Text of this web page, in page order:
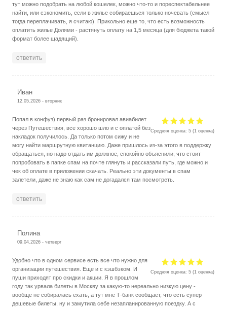
тут можно подобрать на любой кошелек, можно что-то и пореспектабельнее
найти, или сэкономить, если в жилье собираешься только ночевать (смысл
тогда переплачивать, я считаю). Прикольно еще то, что есть возможность
оплатить жилье Долями - растянуть оплату на 1,5 месяца (для бюджета такой
формат более щадящий).
ответить
Иван
12.05.2026 - вторник
Средняя оценка:5 (1 оценка)
Попал в конфуз) первый раз бронировал авиабилет
через Путешествия, все хорошо шло и с оплатой без
накладок получилось. Да только потом сижу и не
могу найти маршрутную квитанцию. Даже пришлось из-за этого в поддержку
обращаться, но надо отдать им должное, спокойно объяснили, что стоит
попробовать в папке спам на почте глянуть и рассказали путь, где можно и
чек об оплате в приложении скачать. Реально эти документы в спам
залетели, даже не знаю как сам не догадался там посмотреть.
ответить
Полина
09.04.2026 - четверг
Средняя оценка:5 (1 оценка)
Удобно что в одном сервисе есть все что нужно для
организации путешествия. Еще и с кэшбэком. И
пуши приходят про скидки и акции. Я в прошлом
году так урвала билеты в Москву за какую-то нереально низкую цену -
вообще не собиралась ехать, а тут мне Т-банк сообщает, что есть супер
дешевые билеты, ну и замутила себе незапланированную поездку. А с